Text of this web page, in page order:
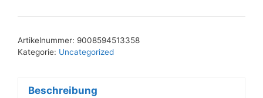
Artikelnummer: 9008594513358
Kategorie: Uncategorized
Beschreibung